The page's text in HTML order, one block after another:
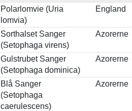
Polarlomvie (Uria
lomvia)
England
Sorthalset Sanger
(Setophaga virens)
Azorerne
Gulstrubet Sanger
(Setophaga dominica)
Azorerne
Blå Sanger
(Setophaga
caerulescens)
Azorerne